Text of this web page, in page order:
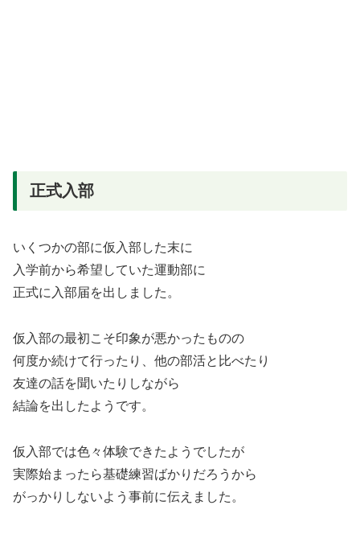
正式入部
いくつかの部に仮入部した末に
入学前から希望していた運動部に
正式に入部届を出しました。
仮入部の最初こそ印象が悪かったものの
何度か続けて行ったり、他の部活と比べたり
友達の話を聞いたりしながら
結論を出したようです。
仮入部では色々体験できたようでしたが
実際始まったら基礎練習ばかりだろうから
がっかりしないよう事前に伝えました。